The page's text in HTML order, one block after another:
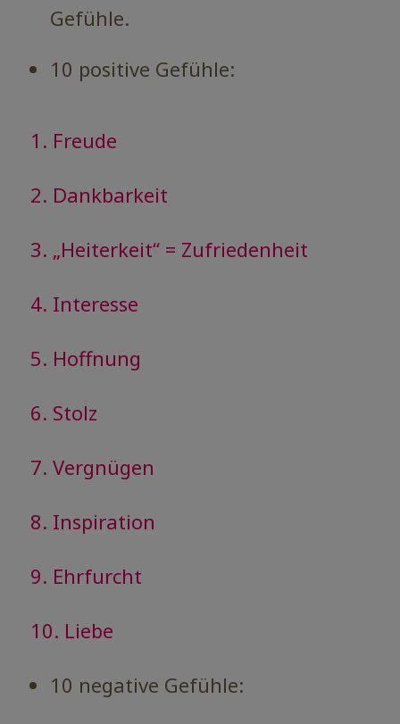
Gefühle.
10 positive Gefühle:
1. Freude
2. Dankbarkeit
3. „Heiterkeit“ = Zufriedenheit
4. Interesse
5. Hoffnung
6. Stolz
7. Vergnügen
8. Inspiration
9. Ehrfurcht
10. Liebe
10 negative Gefühle: